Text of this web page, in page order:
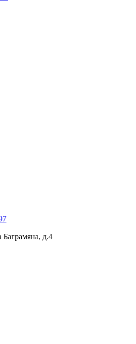
д.4